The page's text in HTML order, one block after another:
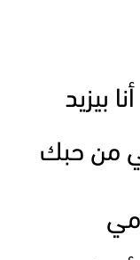
بيزيد
من حبك